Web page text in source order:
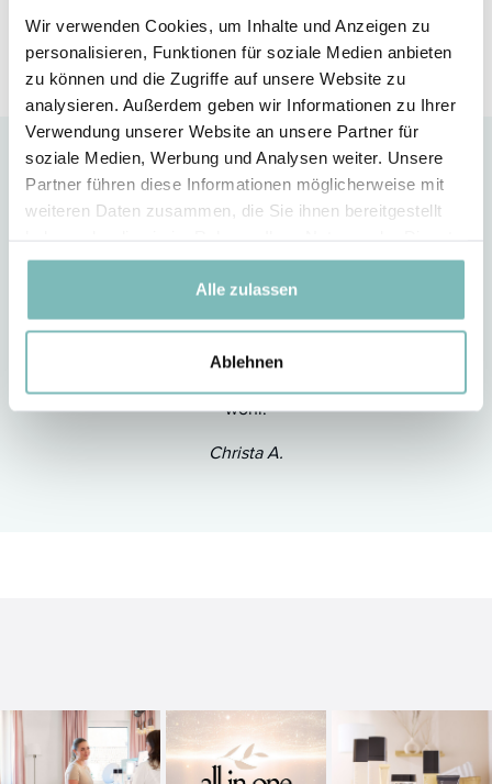
Wir verwenden Cookies, um Inhalte und Anzeigen zu
personalisieren, Funktionen für soziale Medien anbieten
zu können und die Zugriffe auf unsere Website zu
analysieren. Außerdem geben wir Informationen zu Ihrer
Verwendung unserer Website an unsere Partner für
soziale Medien, Werbung und Analysen weiter. Unsere
Partner führen diese Informationen möglicherweise mit
weiteren Daten zusammen, die Sie ihnen bereitgestellt
gesammelt haben.
Alle zulassen
Ablehnen
Einblick in ihre persönlichen Erfahrungen.
Persönliche Beratung und gute
Produkte sind mir sehr wichtig
super, ich werde bei Problemen und
Fragen rundum sehr gut betreut. Ich
vertrage die Produkte sehr gut und
meine Haut fühlt sich gut an. Ich fühle
wohl.
Christa A.